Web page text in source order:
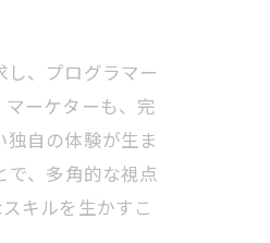
、プログラマー
ーケターも、完
自の体験が生ま
で、多角的な視点
キルを生かすこ